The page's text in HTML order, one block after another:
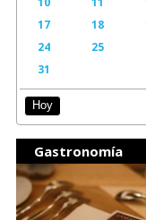
17
18
24
25
31
Hoy
Gastronomía